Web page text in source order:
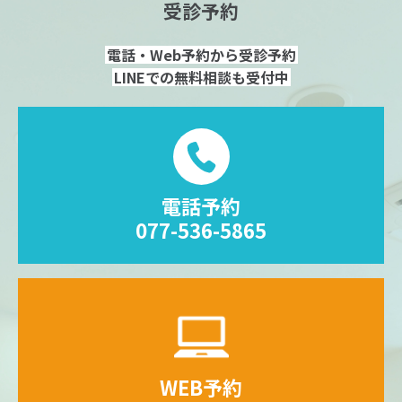
受診予約
電話・Web予約から受診予約
LINEでの無料相談も受付中
電話予約
077-536-5865
WEB予約